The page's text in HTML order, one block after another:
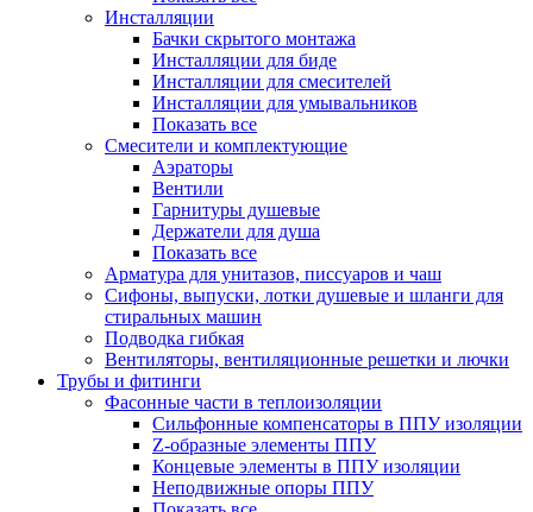
Инсталляции
Бачки скрытого монтажа
Инсталляции для биде
Инсталляции для смесителей
Инсталляции для умывальников
Показать все
Смесители и комплектующие
Аэраторы
Вентили
Гарнитуры душевые
Держатели для душа
Показать все
Арматура для унитазов, писсуаров и чаш
Сифоны, выпуски, лотки душевые и шланги для
стиральных машин
Подводка гибкая
Вентиляторы, вентиляционные решетки и лючки
Трубы и фитинги
Фасонные части в теплоизоляции
Cильфонные компенсаторы в ППУ изоляции
Z-образные элементы ППУ
Концевые элементы в ППУ изоляции
Неподвижные опоры ППУ